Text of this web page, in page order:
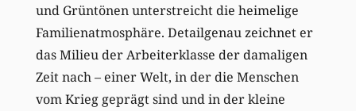
und Grüntönen unterstreicht die heimelige
Familienatmosphäre. Detailgenau zeichnet er
das Milieu der Arbeiterklasse der damaligen
Zeit nach – einer Welt, in der die Menschen
vom Krieg geprägt sind und in der kleine